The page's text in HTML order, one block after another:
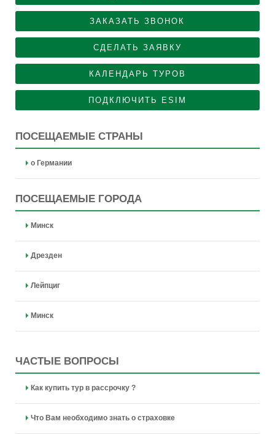
ЗАКАЗАТЬ ЗВОНОК
СДЕЛАТЬ ЗАЯВКУ
КАЛЕНДАРЬ ТУРОВ
ПОДКЛЮЧИТЬ ESIM
ПОСЕЩАЕМЫЕ СТРАНЫ
о Германии
ПОСЕЩАЕМЫЕ ГОРОДА
Минск
Дрезден
Лейпциг
Минск
ЧАСТЫЕ ВОПРОСЫ
Как купить тур в рассрочку ?
Что Вам необходимо знать о страховке